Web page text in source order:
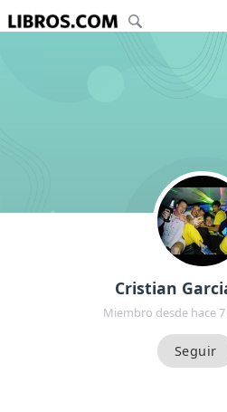
Cristian
Miembro desde hace